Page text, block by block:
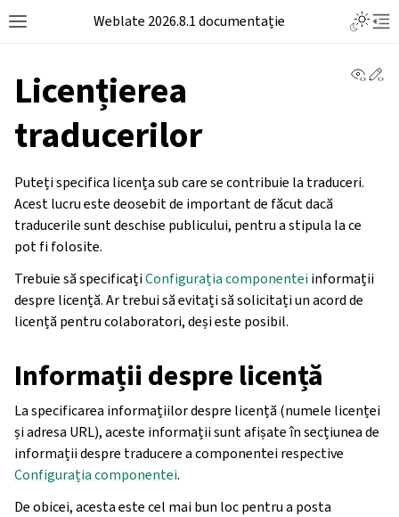
Weblate 2026.8.1 documentație
Licențierea
traducerilor
Puteți specifica licența sub care se contribuie la traduceri.
Acest lucru este deosebit de important de făcut dacă
traducerile sunt deschise publicului, pentru a stipula la ce
pot fi folosite.
Trebuie să specificațiConfigurația componentei informații
despre licență. Ar trebui să evitați să solicitați un acord de
licență pentru colaboratori, deși este posibil.
Informații despre licență
La specificarea informațiilor despre licență (numele licenței
și adresa URL), aceste informații sunt afișate în secțiunea de
informații despre traducere a componentei respective
Configurația componentei.
De obicei, acesta este cel mai bun loc pentru a posta